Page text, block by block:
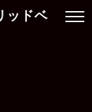
ッドベ